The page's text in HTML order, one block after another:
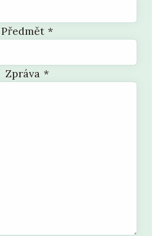
Předmět*
Zpráva *